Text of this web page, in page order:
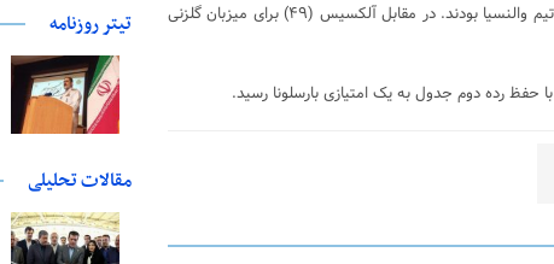
سیمونه زازا (۳۴) و رودریگو (۶۶ – پنالتی) زننده گل های تیم والنسیا بودند. در مقابل آلکسیس (۴۹) برای میزبان گلزنی
تیتر روزنامه
مقالات تحلیلی